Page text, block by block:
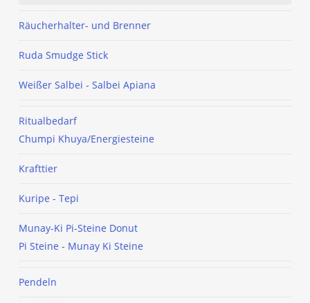
Räucherhalter- und Brenner
Ruda Smudge Stick
Weißer Salbei - Salbei Apiana
Ritualbedarf
Chumpi Khuya/Energiesteine
Krafttier
Kuripe - Tepi
Munay-Ki Pi-Steine Donut
Pi Steine - Munay Ki Steine
Pendeln